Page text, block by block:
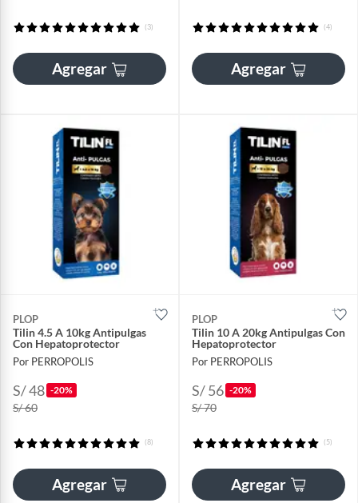
(3)
Agregar
(4)
Agregar
PLOP
Tilin 4.5 A 10kg Antipulgas
Con Hepatoprotector
Por PERROPOLIS
S/ 48 -20%
S/ 60
(8)
Agregar
PLOP
Tilin 10 A 20kg Antipulgas Con
Hepatoprotector
Por PERROPOLIS
S/ 56 -20%
S/ 70
(5)
Agregar